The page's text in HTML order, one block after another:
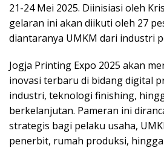
21-24 Mei 2025. Diinisiasi oleh
gelaran ini akan diikuti oleh 27
diantaranya UMKM dari industri
Jogja Printing Expo 2025 akan
inovasi terbaru di bidang digital
industri, teknologi finishing,
berkelanjutan. Pameran ini
strategis bagi pelaku usaha,
penerbit, rumah produksi,